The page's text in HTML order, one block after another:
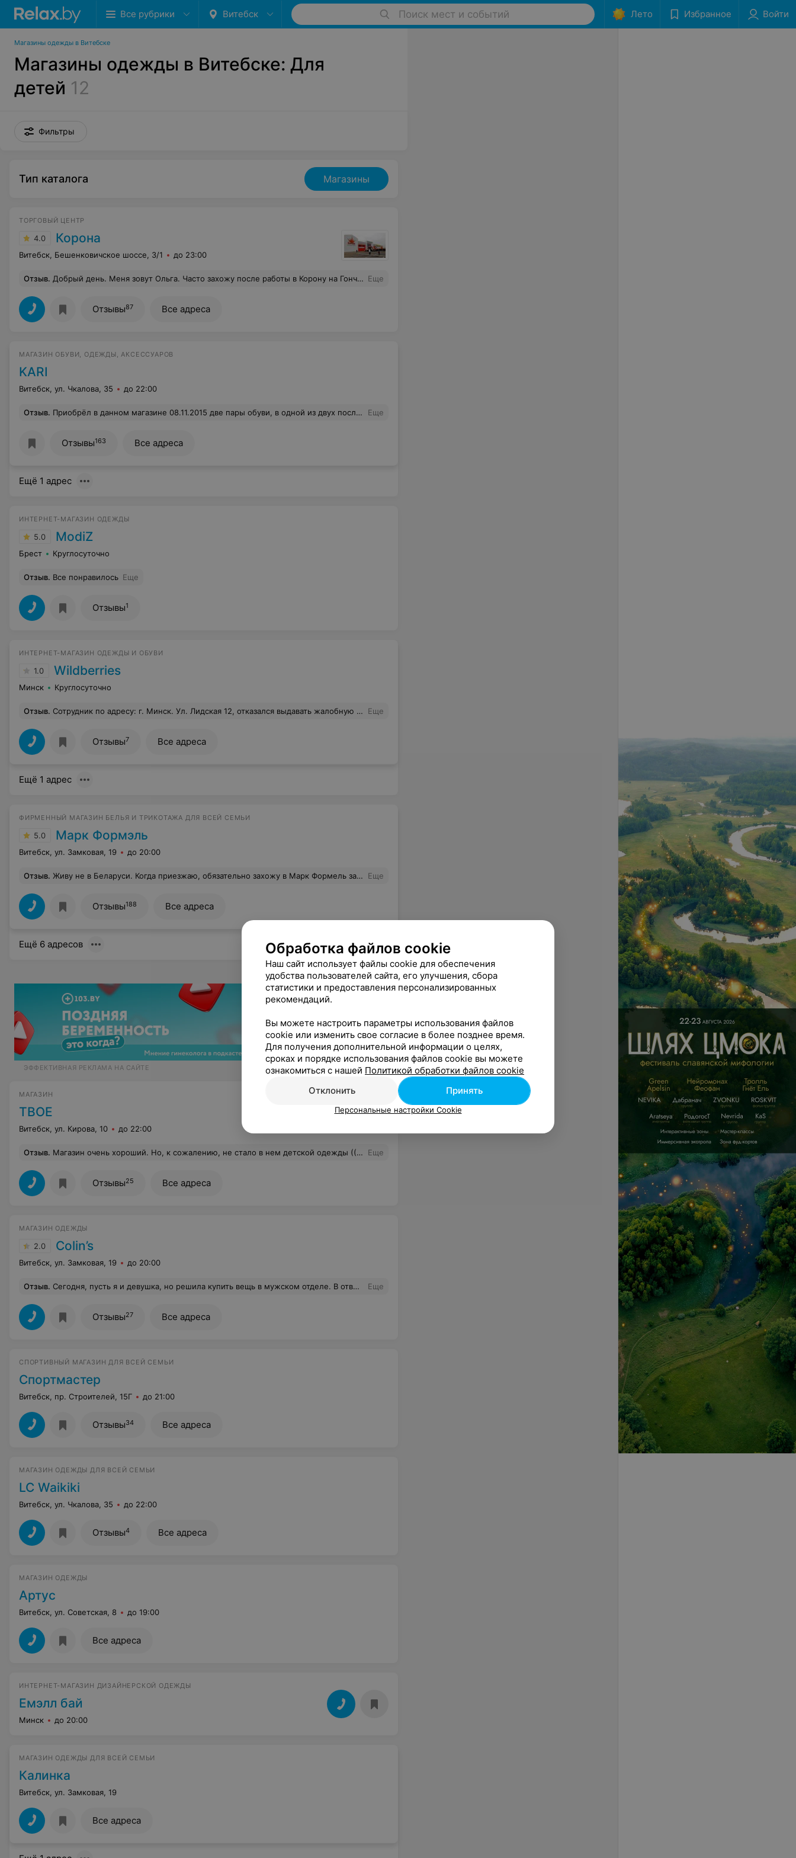
Все рубрики Витебск Поиск мест и событий Лето Избранное Войти
Магазины одежды в Витебске
Магазины одежды в Витебске: Для
детей 12
Фильтры
Тип каталога Магазины
ТОРГОВЫЙ ЦЕНТР
4.0 Корона
Витебск, Бешенковичское шоссе, 3/1 до 23:00
Отзыв. Добрый день. Меня зовут Ольга. Часто захожу после работы в Корону на Гончарной. В любое время, когда бы я не заходила, проблема с обслуживанием. 1 продавец на мясной отдел (сырой и готовой продукции), рыбный, кулинарию. Четыре очереди, стоишь по 20 минут, ждешь продавца. Вечная проблема и в 17.00, и в 20.00, и в 10.00, т.е. в любое время. Прошу администрацию рассмотреть это вопрос и обеспечить эти отделы хотя бы 2 продавцами в течение всего рабочего дня. Еще
Отзывы87 Все адреса
МАГАЗИН ОБУВИ, ОДЕЖДЫ, АКСЕССУАРОВ
KARI
Витебск, ул. Чкалова, 35 до 22:00
Отзыв. Приобрёл в данном магазине 08.11.2015 две пары обуви, в одной из двух после месяца носки сломалась собачка. Обратившись в магазин с надеждой устранить проблему столкнулся с непониманием. Продавцы как оказалось вообще не компетентны в данном вопросы, а администратор сославшись на то,что на фурнитуру гарантия не распространяется посоветовала мне отправиться через дорогу в ремонт обуви,предварительно озвучив мне, что там все поменяют за 7000 бел.рублей и сказала,что они сами так делают. О том чтобы принять обувь и рассмотреть данный вопрос комиссионно даже речи и не было,хотя в моём понимании она должна была мне это предложить. Оценку данному магазину, а точнее персоналу ставлю отрицательную. Скорее всего ничего больше там не куплю. Позвонил в магазин Марко ради интереса-сказали приносите без вопросов, поремонтируем или поменяем. Еще
Отзывы163 Все адреса
Ещё 1 адрес
ИНТЕРНЕТ-МАГАЗИН ОДЕЖДЫ
5.0 ModiZ
Брест Круглосуточно
Отзыв. Все понравилось Еще
Отзывы1
ИНТЕРНЕТ-МАГАЗИН ОДЕЖДЫ И ОБУВИ
1.0 Wildberries
Минск Круглосуточно
Отзыв. Сотрудник по адресу: г. Минск. Ул. Лидская 12, отказался выдавать жалобную книгу, обосновав ее тем, что у них ее нет. Когда в других магазинах она есть. Еще
Отзывы7 Все адреса
Ещё 1 адрес
ФИРМЕННЫЙ МАГАЗИН БЕЛЬЯ И ТРИКОТАЖА ДЛЯ ВСЕЙ СЕМЬИ
5.0 Марк Формэль
Витебск, ул. Замковая, 19 до 20:00
Отзыв. Живу не в Беларуси. Когда приезжаю, обязательно захожу в Марк Формель за свежей порцией нижнего белья. К качеству никогда претензии не было и нет. Помимо белья покупала спортивный костюм, легенсы и топики для тренажерного зала. Эксплуатирую нещадно, никаких катешек, ниток и разошедшихся швов нет! Захожу в магазин в универмаге. Очень приятный коллектив! Все девушки очень приветливы и милы. Пару раз помогла с выбором Кудрявцева Наталья, она всегда одинаково с заботой поможет подобрать хоть одну пару носков, хоть спальный комплект. Это очень приятно! В вашем ассортименте хотелось бы увидеть кружевные боди) Спасибо Марк Формель и Наталья, пойду испытывать свежие покупки! Еще
Отзывы188 Все адреса
Ещё 6 адресов
ЭФФЕКТИВНАЯ РЕКЛАМА НА САЙТЕ
МАГАЗИН
ТВОЕ
Витебск, ул. Кирова, 10 до 22:00
Отзыв. Магазин очень хороший. Но, к сожалению, не стало в нем детской одежды ((( Очень жаль((( Еще
Отзывы25 Все адреса
МАГАЗИН ОДЕЖДЫ
2.0 Colin’s
Витебск, ул. Замковая, 19 до 20:00
Отзыв. Сегодня, пусть я и девушка, но решила купить вещь в мужском отделе. В ответ на эти действия слышала насмешку в спину, со стороны консультанта. Знаете, я конечно всё понимаю, но это совершенно неприлично, так относиться к покупателю. О толерантности здесь речи и не идёт. Это ведь мой выбор где и что покупать? Так зачем смеяться, если это не меняет того, что я покупатель? Качество вещей прекрасное, но отношение того консультанта ко мне, испортило всё хорошее представление. Думаю, что следует провести беседу об этом. Ведь в следующий раз человек не станет терпеть такое. Еще
Отзывы27 Все адреса
СПОРТИВНЫЙ МАГАЗИН ДЛЯ ВСЕЙ СЕМЬИ
Спортмастер
Витебск, пр. Строителей, 15Г до 21:00
Отзывы34 Все адреса
МАГАЗИН ОДЕЖДЫ ДЛЯ ВСЕЙ СЕМЬИ
LC Waikiki
Витебск, ул. Чкалова, 35 до 22:00
Отзывы4 Все адреса
МАГАЗИН ОДЕЖДЫ
Артус
Витебск, ул. Советская, 8 до 19:00
Все адреса
ИНТЕРНЕТ-МАГАЗИН ДИЗАЙНЕРСКОЙ ОДЕЖДЫ
Емэлл бай
Минск до 20:00
МАГАЗИН ОДЕЖДЫ ДЛЯ ВСЕЙ СЕМЬИ
Калинка
Витебск, ул. Замковая, 19
Все адреса
Обработка файлов cookie
Наш сайт использует файлы cookie для обеспечения
удобства пользователей сайта, его улучшения, сбора
статистики и предоставления персонализированных
рекомендаций.
Вы можете настроить параметры использования файлов
cookie или изменить свое согласие в более позднее время.
Для получения дополнительной информации о целях,
сроках и порядке использования файлов cookie вы можете
ознакомиться с нашей Политикой обработки файлов cookie
Отклонить
Принять
Персональные настройки Cookie